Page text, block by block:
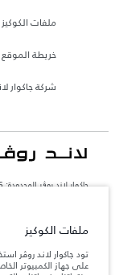
ملفات الكوكيز
خريطة الموقع
شركة جاكوار
جاكوار لاند روڨر المحدودة: 2026
تعكس الأوزان المذكورة
العناصر المثبتة بعد نقطة
والحمولة.
ملفات الكوكيز
تود جاكوار لاند روڤر
على جهاز الكمبيوتر